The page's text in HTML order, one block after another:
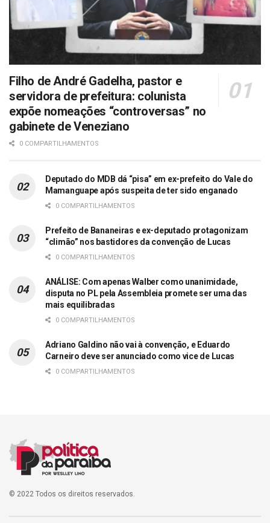
Filho de André Gadelha, pastor e
servidora de prefeitura: colunista
expõe nomeações “controversas” no
gabinete de Veneziano
0 COMPARTILHAMENTOS
Deputado do MDB dá “pisa” em ex-prefeito do Vale do
Mamanguape após suspeita de ter sido enganado
0 COMPARTILHAMENTOS
Prefeito de Bananeiras e ex-deputado protagonizam
“climão” nos bastidores da convenção de Lucas
0 COMPARTILHAMENTOS
ANÁLISE: Com apenas Walber como unanimidade,
disputa no PL pela Assembleia promete ser uma das
mais equilibradas
0 COMPARTILHAMENTOS
Adriano Galdino não vai à convenção, e Eduardo
Carneiro deve ser anunciado como vice de Lucas
0 COMPARTILHAMENTOS
© 2022 Todos os direitos reservados.